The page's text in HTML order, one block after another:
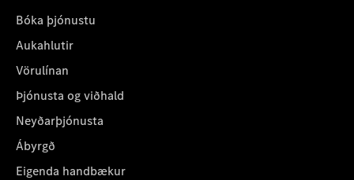
Bóka þjónustu
Aukahlutir
Vörulínan
Þjónusta og viðhald
Neyðarþjónusta
Ábyrgð
Eigenda handbækur